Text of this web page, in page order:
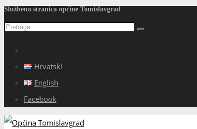
Službena stranica općine Tomislavgrad
Hrvatski
English
Facebook